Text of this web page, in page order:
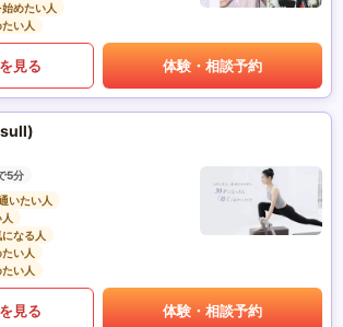
めたい人
い人
見る 体験・相談予約
5分
いたい人
なる人
い人
い人
見る 体験・相談予約